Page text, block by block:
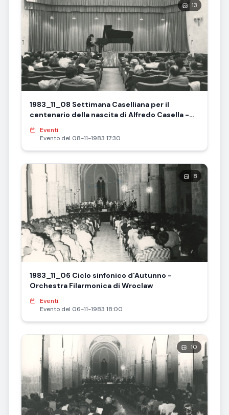
13
1983_11_08 Settimana Caselliana per il
centenario della nascita di Alfredo Casella -
Eventi:
Evento del 08-11-1983 17:30
8
1983_11_06 Ciclo sinfonico d'Autunno -
Orchestra Filarmonica di Wroclaw
Eventi:
Evento del 06-11-1983 18:00
10